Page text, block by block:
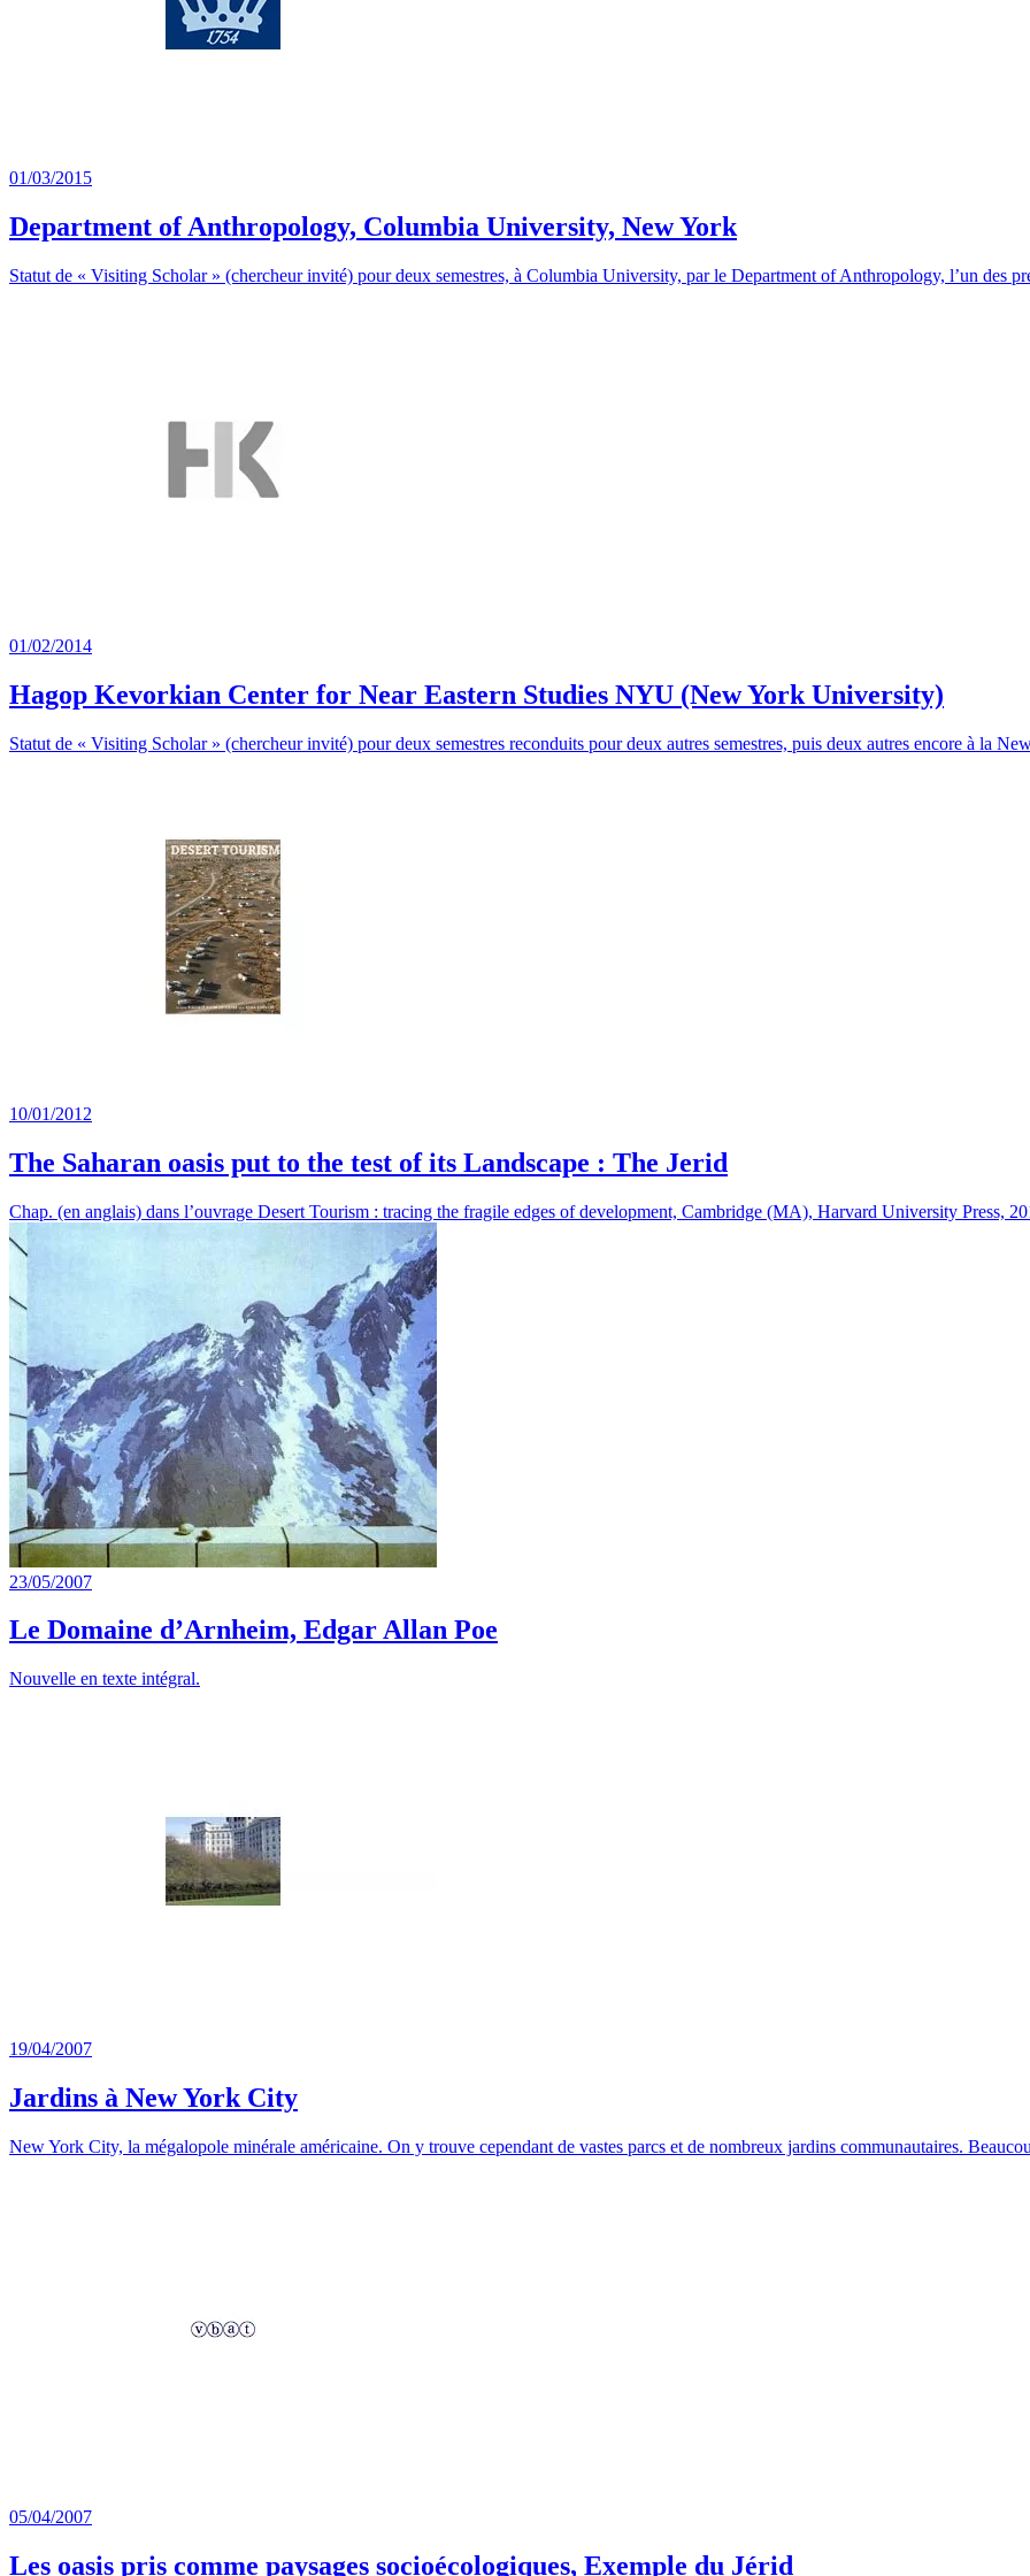
01/03/2015
Department of Anthropology, Columbia University, New York
Statut de « Visiting Scholar » (chercheur invité) pour deux semestres, à Columbia University, par le Department of Anthropology, l’un des
01/02/2014
Hagop Kevorkian Center for Near Eastern Studies NYU (New York University)
Statut de « Visiting Scholar » (chercheur invité) pour deux semestres reconduits pour deux autres semestres, puis deux autres encore à la
10/01/2012
The Saharan oasis put to the test of its Landscape : The Jerid
Chap. (en anglais) dans l’ouvrage Desert Tourism : tracing the fragile edges of development, Cambridge (MA), Harvard University Press,
23/05/2007
Le Domaine d’Arnheim, Edgar Allan Poe
Nouvelle en texte intégral.
19/04/2007
Jardins à New York City
New York City, la mégalopole minérale américaine. On y trouve cependant de vastes parcs et de nombreux jardins communautaires.
05/04/2007
Les oasis pris comme paysages socioécologiques, Exemple du Jérid